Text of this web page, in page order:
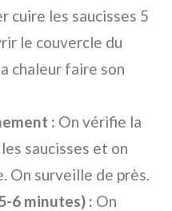
cuire les saucisses 5
le couvercle du
chaleur faire son
: On vérifie la
saucisses et on
On surveille de près.
6 minutes) : On